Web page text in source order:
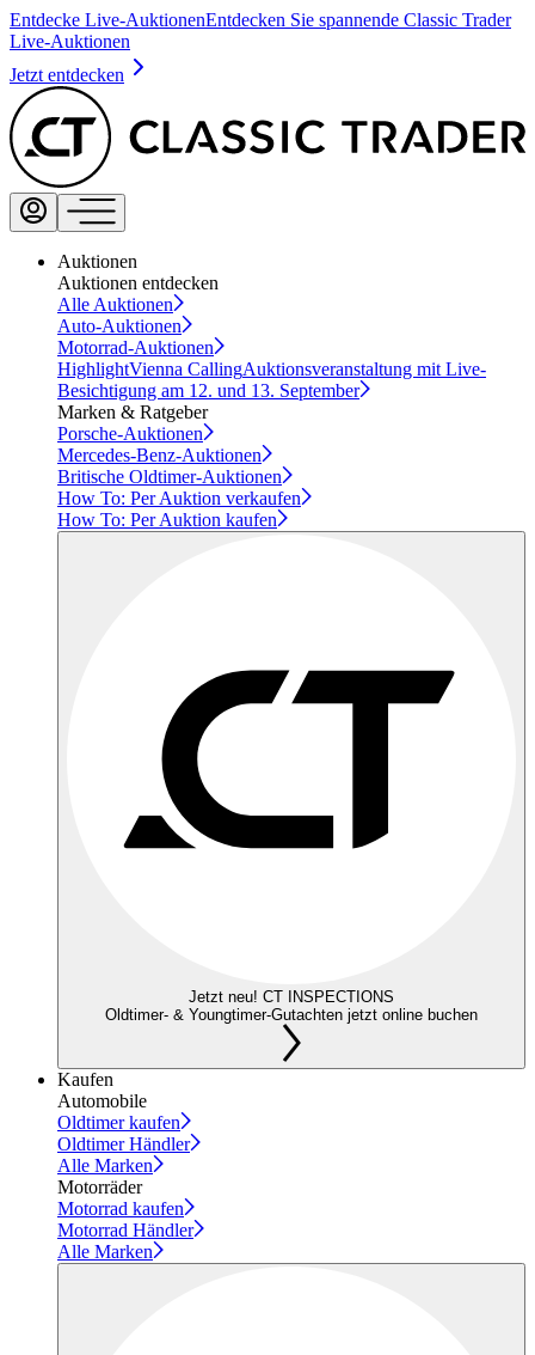
Entdecke Live-AuktionenEntdecken Sie spannende Classic Trader
Live-Auktionen
Jetzt entdecken
Auktionen
Auktionen entdecken
Alle Auktionen
Auto-Auktionen
Motorrad-Auktionen
HighlightVienna CallingAuktionsveranstaltung mit Live-
Besichtigung am 12. und 13. September
Marken & Ratgeber
Porsche-Auktionen
Mercedes-Benz-Auktionen
Britische Oldtimer-Auktionen
How To: Per Auktion verkaufen
How To: Per Auktion kaufen
Jetzt neu! CT INSPECTIONS
Oldtimer- & Youngtimer-Gutachten jetzt online buchen
Kaufen
Automobile
Oldtimer kaufen
Oldtimer Händler
Alle Marken
Motorräder
Motorrad kaufen
Motorrad Händler
Alle Marken